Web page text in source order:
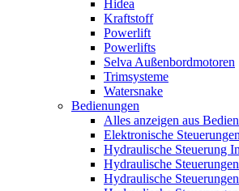
Hidea
Kraftstoff
Powerlift
Powerlifts
Selva Außenbordmotoren
Trimsysteme
Watersnake
Bedienungen
Alles anzeigen aus
Elektronische Steuerungen
Hydraulische Steuerung
Hydraulische
Hydraulische